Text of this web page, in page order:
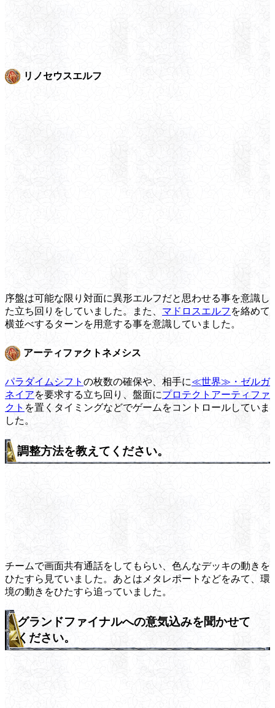
リノセウスエルフ
序盤は可能な限り対面に異形エルフだと思わせる事を意識し
た立ち回りをしていました。また、 マドロスエルフ を絡めて
横並べするターンを用意する事を意識していました。
アーティファクトネメシス
パラダイムシフト の枚数の確保や、相手に≪世界≫・ゼルガ
ネイアを要求する立ち回り、盤面にプロテクトアーティファ
クト を置くタイミングなどでゲームをコントロールしていま
した。
調整方法を教えてください。
チームで画面共有通話をしてもらい、色んなデッキの動きを
ひたすら見ていました。あとはメタレポートなどをみて、環
境の動きをひたすら追っていました。
グランドファイナルへの意気込みを聞かせて
ください。